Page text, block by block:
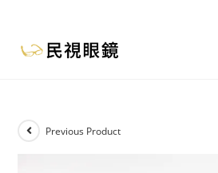
Previous Product